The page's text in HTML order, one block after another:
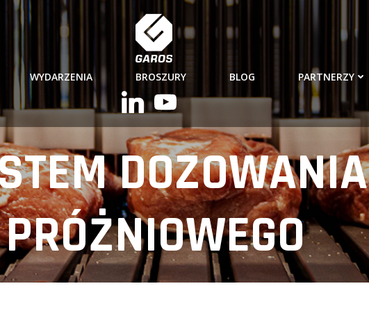
WYDARZENIA BROSZURY BLOG PARTNERZY
DOZOWANIA
PRÓŻNIOWEGO